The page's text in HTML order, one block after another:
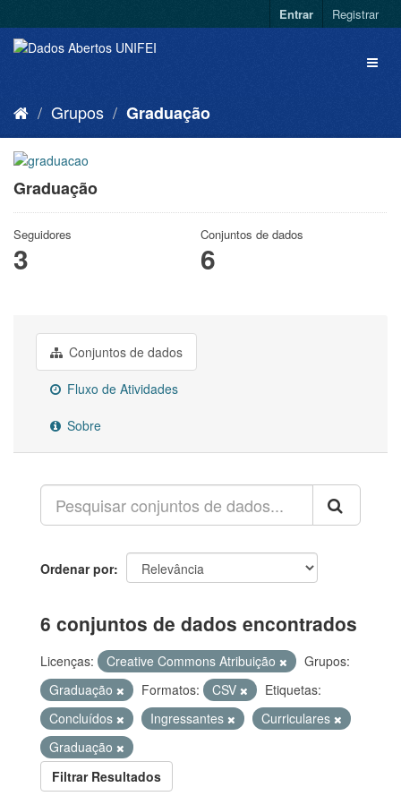
Entrar Registrar
Grupos Graduação
Graduação
Seguidores
3
Conjuntos de dados
6
Conjuntos de dados
Fluxo de Atividades
Sobre
Ordenar por
6 conjuntos de dados encontrados
Licenças: Creative Commons Atribuição
Grupos:
Graduação
Formatos: CSV
Etiquetas:
Concluídos
Ingressantes
Curriculares
Graduação
Filtrar Resultados